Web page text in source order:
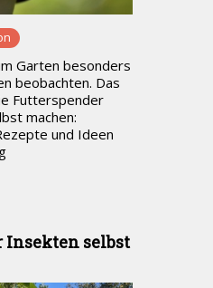
Garten besonders
beobachten. Das
Futterspender
machen:
und Ideen
selbst